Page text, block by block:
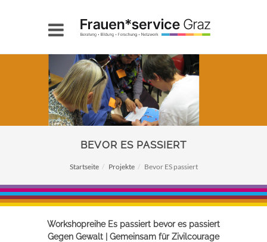
BEVOR ES PASSIERT
Startseite Projekte Bevor ES passiert
Workshopreihe Es passiert bevor es passiert
Gegen Gewalt | Gemeinsam für Zivilcourage